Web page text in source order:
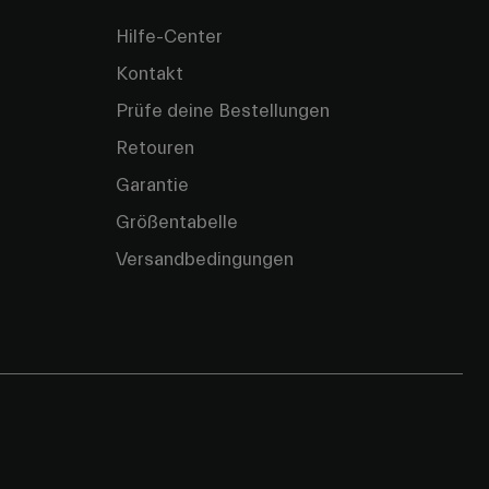
Hilfe-Center
Kontakt
Prüfe deine Bestellungen
Retouren
Garantie
Größentabelle
Versandbedingungen